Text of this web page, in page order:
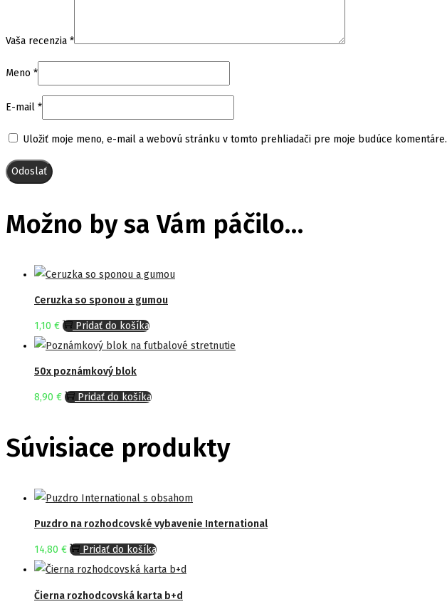
Vaša recenzia *
Meno *
E-mail *
Uložiť moje meno, e-mail a webovú stránku v tomto prehliadači pre moje budúce komentáre.
Možno by sa Vám páčilo…
Ceruzka so sponou a gumou
1,10 € Pridať do košíka
50x poznámkový blok
8,90 € Pridať do košíka
Súvisiace produkty
Puzdro na rozhodcovské vybavenie International
14,80 € Pridať do košíka
Čierna rozhodcovská karta b+d